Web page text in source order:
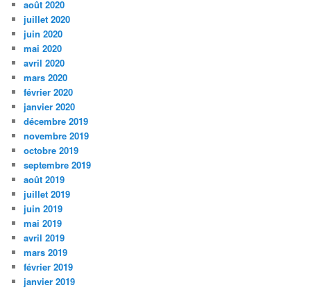
août 2020
juillet 2020
juin 2020
mai 2020
avril 2020
mars 2020
février 2020
janvier 2020
décembre 2019
novembre 2019
octobre 2019
septembre 2019
août 2019
juillet 2019
juin 2019
mai 2019
avril 2019
mars 2019
février 2019
janvier 2019